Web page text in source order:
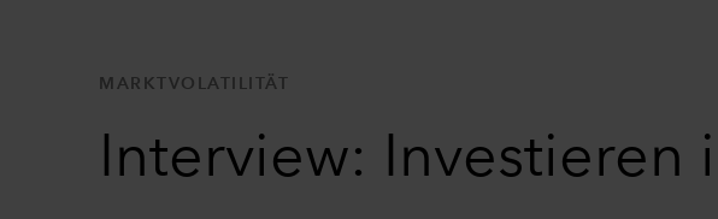
MARKTVOLATILITÄT
Interview: Investieren